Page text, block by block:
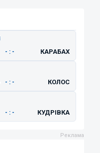
- : - КАРАБАХ
- : - КОЛОС
- : - КУДРІВКА